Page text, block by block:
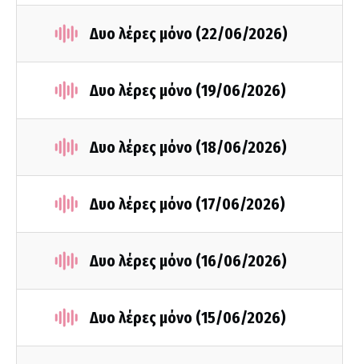
Δυο λέρες μόνο (22/06/2026)
Δυο λέρες μόνο (19/06/2026)
Δυο λέρες μόνο (18/06/2026)
Δυο λέρες μόνο (17/06/2026)
Δυο λέρες μόνο (16/06/2026)
Δυο λέρες μόνο (15/06/2026)